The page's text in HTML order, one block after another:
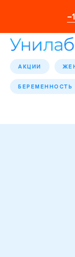
АКЦИИ
БЕРЕМЕННОСТЬ